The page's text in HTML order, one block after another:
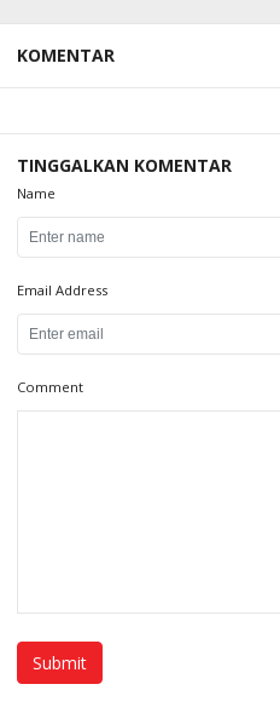
KOMENTAR
TINGGALKAN KOMENTAR
Name
Email Address
Comment